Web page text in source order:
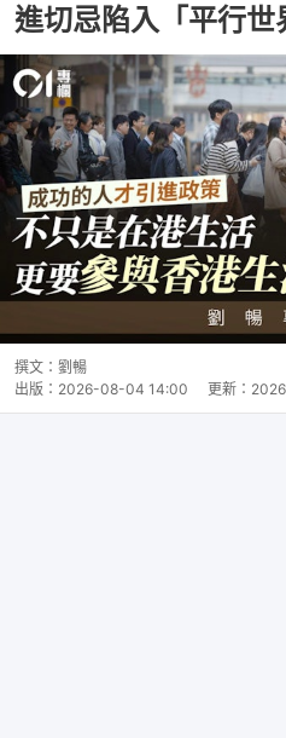
進切忌陷入「平行世
撰文： 劉暢
出版： 2026-08-04 14:00 更新：